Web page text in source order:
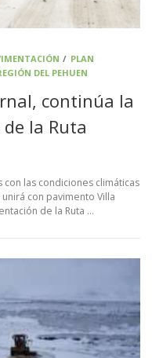
/ PLAN
DEL PEHUEN
continúa la
la Ruta
las condiciones climáticas
con pavimento Villa
de la Ruta …